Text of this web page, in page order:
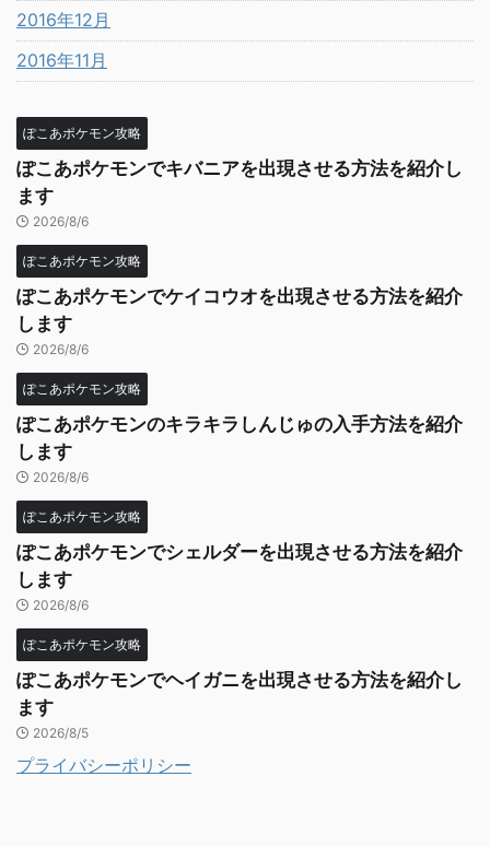
2016年12月
2016年11月
ぽこあポケモン攻略
ぽこあポケモンでキバニアを出現させる方法を紹介し
ます
2026/8/6
ぽこあポケモン攻略
ぽこあポケモンでケイコウオを出現させる方法を紹介
します
2026/8/6
ぽこあポケモン攻略
ぽこあポケモンのキラキラしんじゅの入手方法を紹介
します
2026/8/6
ぽこあポケモン攻略
ぽこあポケモンでシェルダーを出現させる方法を紹介
します
2026/8/6
ぽこあポケモン攻略
ぽこあポケモンでヘイガニを出現させる方法を紹介し
ます
2026/8/5
プライバシーポリシー